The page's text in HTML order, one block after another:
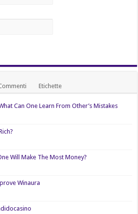
Etichette
Can One Learn From Other’s Mistakes
Will Make The Most Money?
Winaura